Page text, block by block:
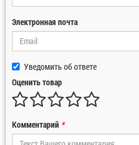
Электронная почта
Уведомить об ответе
Оценить товар
Комментарий *